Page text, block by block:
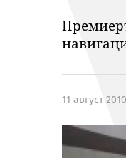
11 август